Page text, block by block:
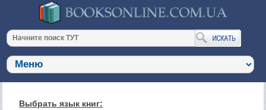
Выбрать язык книг: